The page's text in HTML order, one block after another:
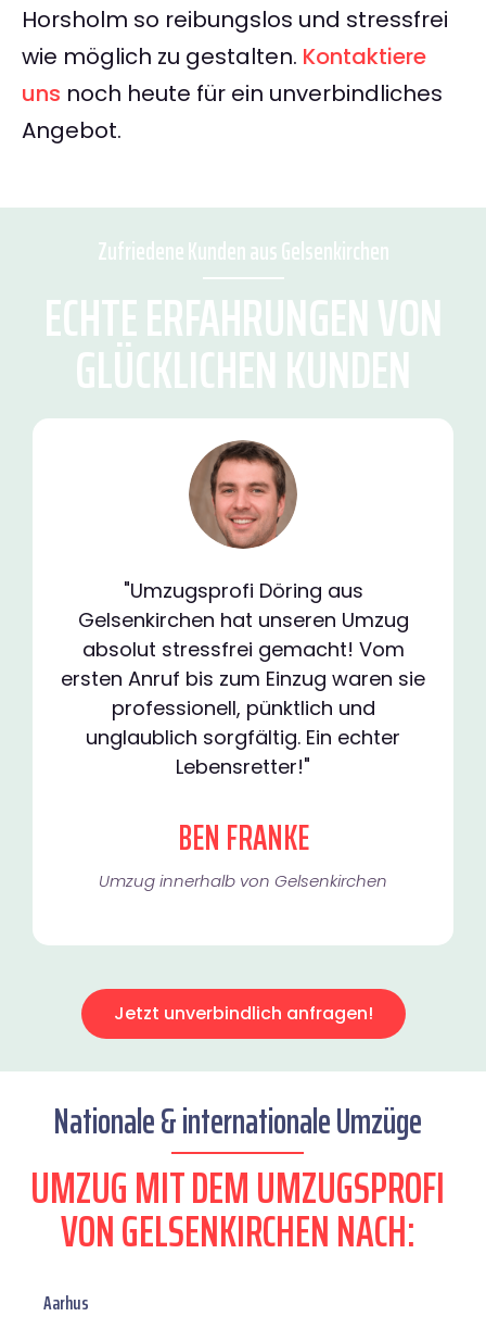
Horsholm so reibungslos und stressfrei
wie möglich zu gestalten. Kontaktiere
uns noch heute für ein unverbindliches
Angebot.
Zufriedene Kunden aus Gelsenkirchen
ECHTE ERFAHRUNGEN VON
GLÜCKLICHEN KUNDEN
"Umzugsprofi Döring aus
Gelsenkirchen hat unseren Umzug
absolut stressfrei gemacht! Vom
ersten Anruf bis zum Einzug waren sie
professionell, pünktlich und
unglaublich sorgfältig. Ein echter
Lebensretter!"
BEN FRANKE
Umzug innerhalb von Gelsenkirchen​
Jetzt unverbindlich anfragen!
Nationale & internationale Umzüge
UMZUG MIT DEM UMZUGSPROFI
VON GELSENKIRCHEN NACH:
Aarhus